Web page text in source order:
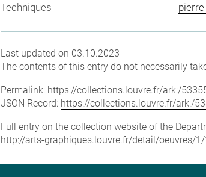
Techniques
Last updated on 03.10.2023
The contents of this entry do not necessarily
Permalink: https://collections.louvre.fr/ark:/
JSON Record: https://collections.louvre.fr/ark:/
Full entry on the collection website of the
http://arts-graphiques.louvre.fr/detail/oeuvres/